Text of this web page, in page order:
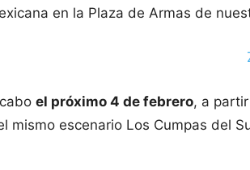
en la Plaza de Armas de
el próximo 4 de febrero, a
mismo escenario Los Cumpas del